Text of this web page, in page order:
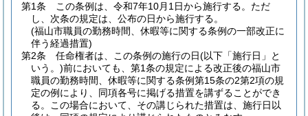
第1条
この条例は、令和7年10月1日から施行する。 ただ
し、次条の規定は、公布の日から施行する。
(福山市職員の勤務時間、休暇等に関する条例の一部改正に
伴う経過措置)
第2条
任命権者は、この条例の施行の日(以下「施行日」と
いう。)前においても、第1条の規定による改正後の福山市
職員の勤務時間、休暇等に関する条例第15条の2第2項の規
定の例により、同項各号に掲げる措置を講ずることができ
る。
この場合において、その講じられた措置は、施行日以